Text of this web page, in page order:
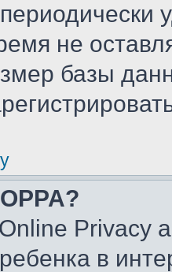
не
базы
Privacy
в